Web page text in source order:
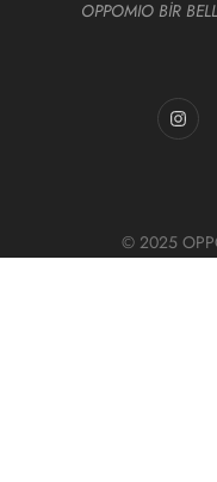
OPPOMIO BİR
© 2025